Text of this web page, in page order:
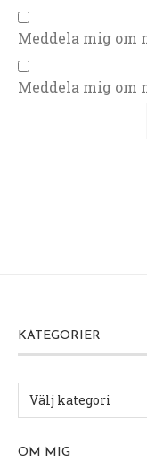
Meddela mig om
Meddela mig om
KATEGORIER
OM MIG